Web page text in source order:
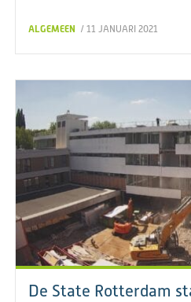
ALGEMEEN / 11 JANUARI 2021
De State Rotterdam